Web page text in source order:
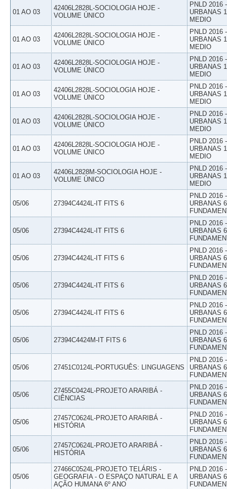
01 AO 03
42406L2828L-SOCIOLOGIA HOJE -
VOLUME ÚNICO
PNLD 2016
URBANAS
MEDIO
01 AO 03
42406L2828L-SOCIOLOGIA HOJE -
VOLUME ÚNICO
PNLD 2016
URBANAS
MEDIO
01 AO 03
42406L2828L-SOCIOLOGIA HOJE -
VOLUME ÚNICO
PNLD 2016
URBANAS
MEDIO
01 AO 03
42406L2828L-SOCIOLOGIA HOJE -
VOLUME ÚNICO
PNLD 2016
URBANAS
MEDIO
01 AO 03
42406L2828L-SOCIOLOGIA HOJE -
VOLUME ÚNICO
PNLD 2016
URBANAS
MEDIO
01 AO 03
42406L2828L-SOCIOLOGIA HOJE -
VOLUME ÚNICO
PNLD 2016
URBANAS
MEDIO
01 AO 03
42406L2828M-SOCIOLOGIA HOJE -
VOLUME ÚNICO
PNLD 2016
URBANAS
MEDIO
05/06 27394C4424L-IT FITS 6
PNLD 2016
URBANAS
05/06 27394C4424L-IT FITS 6
PNLD 2016
URBANAS
05/06 27394C4424L-IT FITS 6
PNLD 2016
URBANAS
05/06 27394C4424L-IT FITS 6
PNLD 2016
URBANAS
05/06 27394C4424L-IT FITS 6
PNLD 2016
URBANAS
05/06 27394C4424M-IT FITS 6
PNLD 2016
URBANAS
05/06 27451C0124L-PORTUGUÊS: LINGUAGENS
PNLD 2016
URBANAS
05/06
27455C0424L-PROJETO ARARIBÁ -
CIÊNCIAS
PNLD 2016
URBANAS
05/06
27457C0624L-PROJETO ARARIBÁ -
HISTÓRIA
PNLD 2016
URBANAS
05/06
27457C0624L-PROJETO ARARIBÁ -
HISTÓRIA
PNLD 2016
URBANAS
05/06
27466C0524L-PROJETO TELÁRIS -
GEOGRAFIA - O ESPAÇO NATURAL E A
AÇÃO HUMANA 6º ANO
PNLD 2016
URBANAS